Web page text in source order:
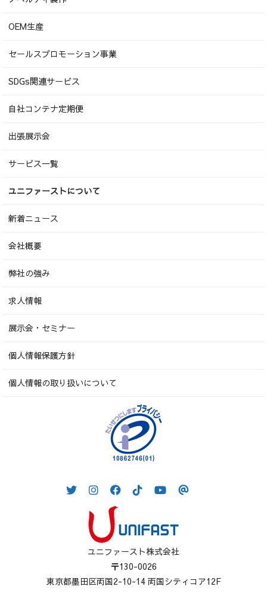
OEM生産
セールスプロモーション事業
SDGs関連サービス
自社コンテナ定期便
出張展示会
サービス一覧
ユニファーストについて
新着ニュース
会社概要
弊社の強み
求人情報
展示会・セミナー
個人情報保護方針
個人情報の取り扱いについて
ユニファースト株式会社
〒130-0026
東京都墨田区両国2-10-14 両国シティコア12F